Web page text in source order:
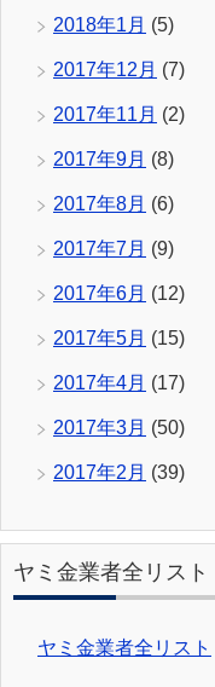
2018年1月 (5)
2017年12月 (7)
2017年11月 (2)
2017年9月 (8)
2017年8月 (6)
2017年7月 (9)
2017年6月 (12)
2017年5月 (15)
2017年4月 (17)
2017年3月 (50)
2017年2月 (39)
ヤミ金業者全リスト
ヤミ金業者全リスト